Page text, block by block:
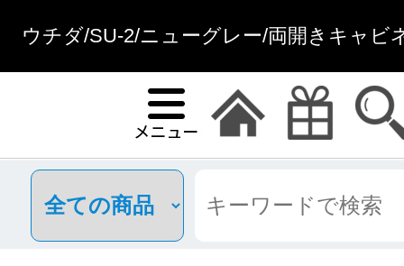
ウチダ/SU-2/ニューグレー/両開きキャビ